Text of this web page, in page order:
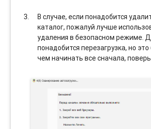
В случае, если понадобится
каталог, пожалуй лучше
удаления в безопасном режиме.
понадобится перезагрузка, но
чем начинать все сначала,